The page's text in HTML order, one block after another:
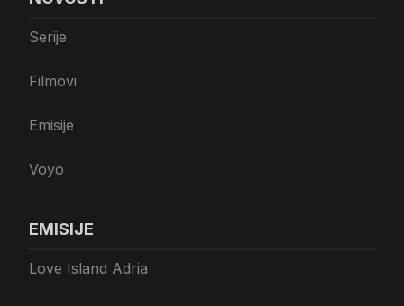
Serije
Filmovi
Emisije
Voyo
EMISIJE
Love Island Adria